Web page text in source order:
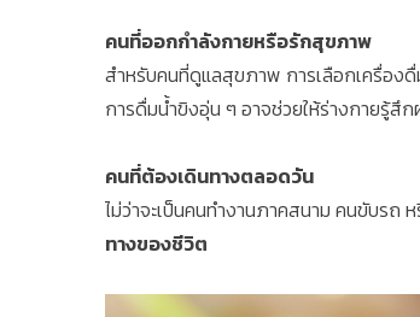
คนที่ออกกำลังกายหรือรักสุขภาพ
สำหรับคนที่ดูแลสุขภาพ การเลือกเครื่อง
การดื่มน้ำขิงอุ่น ๆ อาจช่วยให้ร่างกายรู้สึ
คนที่ต้องเดินทางตลอดวัน
ไม่ว่าจะเป็นคนทำงานภาคสนาม คนขับรถ
ทางของชีวิต